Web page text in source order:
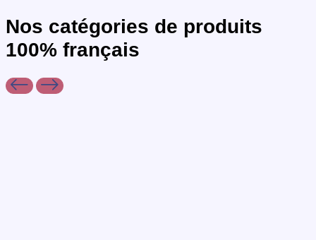
Nos catégories de produits
100% français